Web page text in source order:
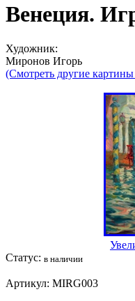
Венеция.
Художник:
Миронов Игорь
(Смотреть другие
Статус: в наличии
Артикул: MIRG003